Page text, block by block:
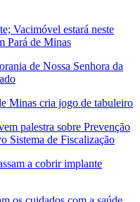
Vacimóvel estará neste
Pará de Minas
de Nossa Senhora da
Minas cria jogo de tabuleiro
palestra sobre Prevenção
Sistema de Fiscalização
a cobrir implante